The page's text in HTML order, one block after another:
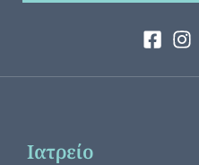
Ιατρείο